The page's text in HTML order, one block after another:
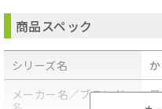
・すき間用吸口付きで家具の
・コード式で安定した吸引力が
・コンパクト設計で収納も省ス
・シンプルで使いやすいスタ
・毎日の掃除を快適にサポー
【仕様】
・タイプ：紙パック式
・本体希望小売価格：オープン
商品スペック
シリーズ名
メーカー名／ブランド